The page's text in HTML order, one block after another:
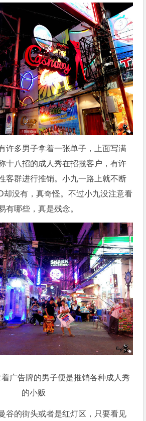
许多男子拿着一张单子，上面写满
十八招的成人秀在招揽客户，有许
客群进行推销。小九一路上就不断
却没有，真奇怪。不过小九没注意看
有哪些，真是残念。
广告牌的男子便是推销各种成人秀
的小贩
谷的街头或者是红灯区，只要看见